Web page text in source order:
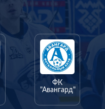
ФК
"Авангард"